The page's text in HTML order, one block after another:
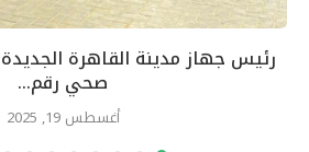
رئيس جهاز مدينة القاهرة
صحي رقم...
أغسطس 19, 2025